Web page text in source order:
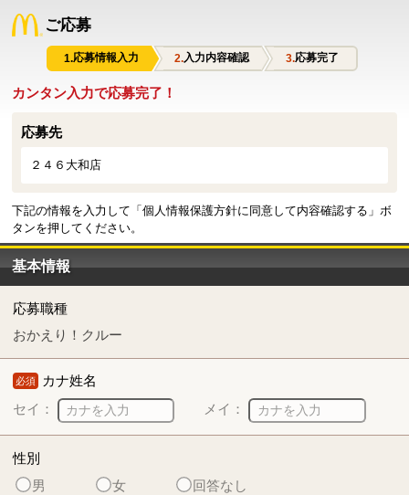
ご応募
応募情報入力 入力内容確認 応募完了
カンタン入力で応募完了！
応募先
２４６大和店
下記の情報を入力して「個人情報保護方針に同意して内容確認する」ボ
タンを押してください。
基本情報
応募職種
おかえり！クルー
必須 カナ姓名
セイ：
メイ：
性別
男
女 回答なし